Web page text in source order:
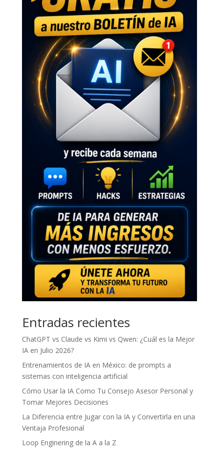
Entradas recientes
ChatGPT vs Claude vs Kimi vs Qwen: ¿Cuál es la Mejor
IA en Julio 2026?
Entrenamientos de IA en México: de prompts a
sistemas con inteligencia artificial
Cómo Usar la IA Como Tu Consejo Asesor Personal y
Tomar Mejores Decisiones
La Diferencia entre Jugar con la IA y Convertirla en una
Ventaja Profesional
Loop Enginering de la A a la Z